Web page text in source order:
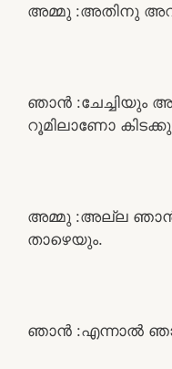
അമ്മു :അതിനു
ഞാൻ :ചേച്ചിയും
റൂമിലാണോ
അമ്മു :അല്ല
താഴെയും.
ഞാൻ :എന്നാൽ